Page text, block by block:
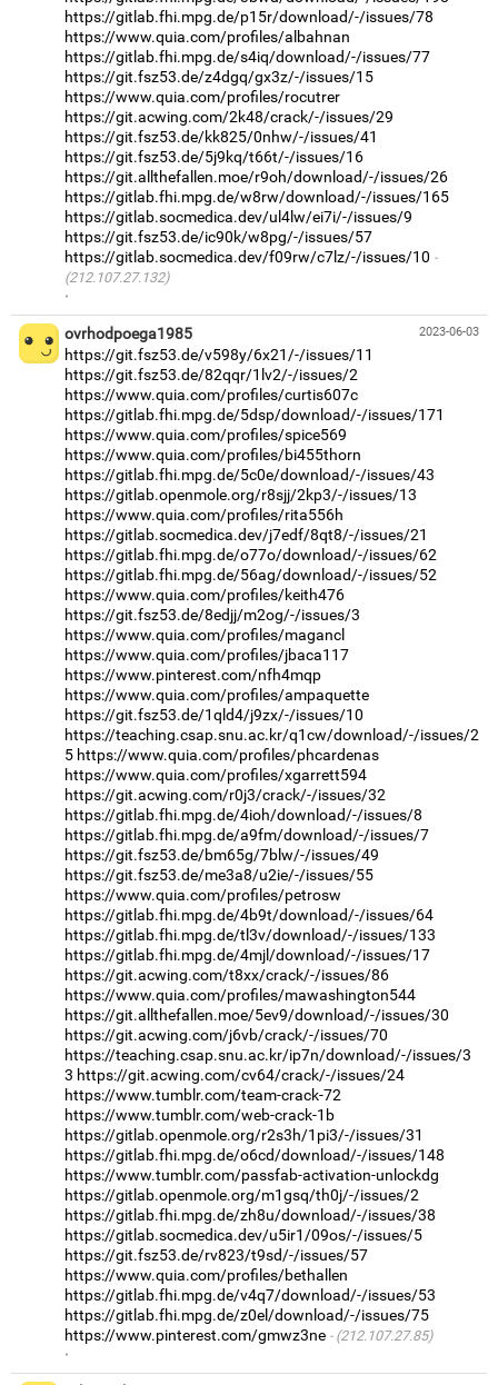
https://gitlab.fhi.mpg.de/p15r/download/-/issues/78
https://www.quia.com/profiles/albahnan
https://gitlab.fhi.mpg.de/s4iq/download/-/issues/77
https://git.fsz53.de/z4dgq/gx3z/-/issues/15
https://www.quia.com/profiles/rocutrer
https://git.acwing.com/2k48/crack/-/issues/29
https://git.fsz53.de/kk825/0nhw/-/issues/41
https://git.fsz53.de/5j9kq/t66t/-/issues/16
https://git.allthefallen.moe/r9oh/download/-/issues/26
https://gitlab.fhi.mpg.de/w8rw/download/-/issues/165
https://gitlab.socmedica.dev/ul4lw/ei7i/-/issues/9
https://git.fsz53.de/ic90k/w8pg/-/issues/57
https://gitlab.socmedica.dev/f09rw/c7lz/-/issues/10
(212.107.27.132)
·
2023-06-03
ovrhodpoega1985
https://git.fsz53.de/v598y/6x21/-/issues/11
https://git.fsz53.de/82qqr/1lv2/-/issues/2
https://www.quia.com/profiles/curtis607c
https://gitlab.fhi.mpg.de/5dsp/download/-/issues/171
https://www.quia.com/profiles/spice569
https://www.quia.com/profiles/bi455thorn
https://gitlab.fhi.mpg.de/5c0e/download/-/issues/43
https://gitlab.openmole.org/r8sjj/2kp3/-/issues/13
https://www.quia.com/profiles/rita556h
https://gitlab.socmedica.dev/j7edf/8qt8/-/issues/21
https://gitlab.fhi.mpg.de/o77o/download/-/issues/62
https://gitlab.fhi.mpg.de/56ag/download/-/issues/52
https://www.quia.com/profiles/keith476
https://git.fsz53.de/8edjj/m2og/-/issues/3
https://www.quia.com/profiles/magancl
https://www.quia.com/profiles/jbaca117
https://www.pinterest.com/nfh4mqp
https://www.quia.com/profiles/ampaquette
https://git.fsz53.de/1qld4/j9zx/-/issues/10
https://teaching.csap.snu.ac.kr/q1cw/download/-/issues/2
5 https://www.quia.com/profiles/phcardenas
https://www.quia.com/profiles/xgarrett594
https://git.acwing.com/r0j3/crack/-/issues/32
https://gitlab.fhi.mpg.de/4ioh/download/-/issues/8
https://gitlab.fhi.mpg.de/a9fm/download/-/issues/7
https://git.fsz53.de/bm65g/7blw/-/issues/49
https://git.fsz53.de/me3a8/u2ie/-/issues/55
https://www.quia.com/profiles/petrosw
https://gitlab.fhi.mpg.de/4b9t/download/-/issues/64
https://gitlab.fhi.mpg.de/tl3v/download/-/issues/133
https://gitlab.fhi.mpg.de/4mjl/download/-/issues/17
https://git.acwing.com/t8xx/crack/-/issues/86
https://www.quia.com/profiles/mawashington544
https://git.allthefallen.moe/5ev9/download/-/issues/30
https://git.acwing.com/j6vb/crack/-/issues/70
https://teaching.csap.snu.ac.kr/ip7n/download/-/issues/3
3 https://git.acwing.com/cv64/crack/-/issues/24
https://www.tumblr.com/team-crack-72
https://www.tumblr.com/web-crack-1b
https://gitlab.openmole.org/r2s3h/1pi3/-/issues/31
https://gitlab.fhi.mpg.de/o6cd/download/-/issues/148
https://www.tumblr.com/passfab-activation-unlockdg
https://gitlab.openmole.org/m1gsq/th0j/-/issues/2
https://gitlab.fhi.mpg.de/zh8u/download/-/issues/38
https://gitlab.socmedica.dev/u5ir1/09os/-/issues/5
https://git.fsz53.de/rv823/t9sd/-/issues/57
https://www.quia.com/profiles/bethallen
https://gitlab.fhi.mpg.de/v4q7/download/-/issues/53
https://gitlab.fhi.mpg.de/z0el/download/-/issues/75
https://www.pinterest.com/gmwz3ne
(212.107.27.85)
·